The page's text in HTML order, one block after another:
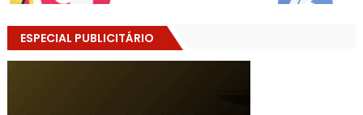
ESPECIAL PUBLICITÁRIO